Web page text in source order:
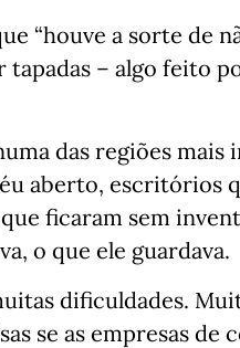
“houve a sorte de
tapadas – algo feito
das regiões mais
aberto, escritórios
ficaram sem
o que ele guardava.
dificuldades.
se as empresas de